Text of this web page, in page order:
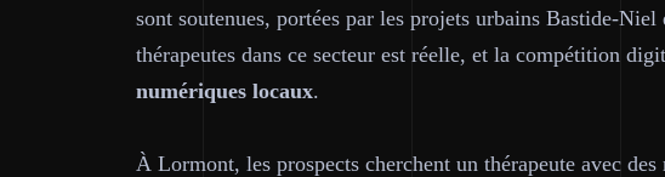
sont soutenues, portées par les projets urbains Bastide-
thérapeutes dans ce secteur est réelle, et la compétition
numériques locaux.
À Lormont, les prospects cherchent un thérapeute avec des